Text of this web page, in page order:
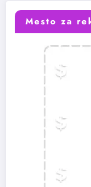
Mesto za